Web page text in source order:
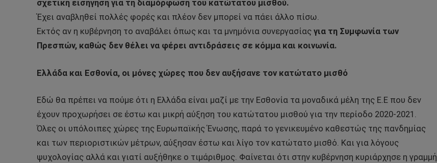
σχετική εισήγηση για τη διαμόρφωση του κατώτατου μισθού.
Έχει αναβληθεί πολλές φορές και πλέον δεν μπορεί να πάει άλλο πίσω.
Εκτός αν η κυβέρνηση το αναβάλει όπως και τα μνημόνια συνεργασίας για τη Συμφωνία των
Πρεσπών, καθώς δεν θέλει να φέρει αντιδράσεις σε κόμμα και κοινωνία.
Ελλάδα και Εσθονία, οι μόνες χώρες που δεν αυξήσανε τον κατώτατο μισθό
Εδώ θα πρέπει να πούμε ότι η Ελλάδα είναι μαζί με την Εσθονία τα μοναδικά μέλη της Ε.Ε που δεν
έχουν προχωρήσει σε έστω και μικρή αύξηση του κατώτατου μισθού για την περίοδο 2020-2021.
Όλες οι υπόλοιπες χώρες της Ευρωπαϊκής Ένωσης, παρά το γενικευμένο καθεστώς της πανδημίας
και των περιοριστικών μέτρων, αύξησαν έστω και λίγο τον κατώτατο μισθό. Και για λόγους
ψυχολογίας αλλά και γιατί αυξήθηκε ο τιμάριθμος. Φαίνεται ότι στην κυβέρνηση κυριάρχησε η γραμμή